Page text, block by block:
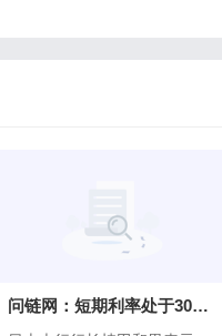
问链网：短期利率处于30年高位并无特殊含义